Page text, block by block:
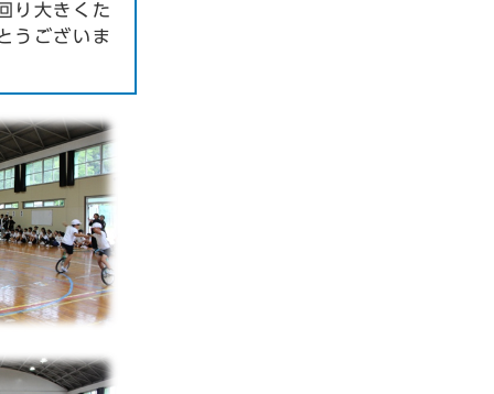
り大きくた
うございま